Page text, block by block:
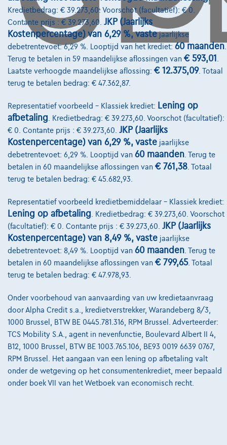
Kredietbedrag: € 39.273,60. Voorschot (facultatief): € 0.
Contante prijs : € 39.273,60. JKP (Jaarlijks
Kostenpercentage) van 6,29 %, vastejaarlijkse
debetrentevoet: 6,29 %. Looptijd van het krediet: 60 maanden.
Terug te betalen in 59 maandelijkse aflossingen van € 593,01 .
Laatste verhoogde maandelijkse aflossing: € 12.375,09. Totaal
terug te betalen bedrag: € 47.362,87.
Representatief voorbeeld – Klassiek krediet: Lening op
afbetaling . Kredietbedrag: € 39.273,60. Voorschot (facultatief):
€ 0. Contante prijs : € 39.273,60. JKP (Jaarlijks
Kostenpercentage) van 6,29 %, vaste jaarlijkse
debetrentevoet: 6,29 %. Looptijd van 60 maanden . Terug te
betalen in 60 maandelijkse aflossingen van € 761,38 . Totaal
terug te betalen bedrag: € 45.682,93.
Representatief voorbeeld kredietbemiddelaar – Klassiek krediet:
Lening op afbetaling . Kredietbedrag: € 39.273,60. Voorschot
(facultatief): € 0. Contante prijs : € 39.273,60. JKP (Jaarlijks
Kostenpercentage) van 8,49 %, vaste jaarlijkse
debetrentevoet: 8,49 %. Looptijd van 60 maanden . Terug te
betalen in 60 maandelijkse aflossingen van € 799,65. Totaal
terug te betalen bedrag: € 47.978,93.
Onder voorbehoud van aanvaarding van uw kredietaanvraag
door Alpha Credit s.a., kredietverstrekker, Warandeberg 8/3,
1000 Brussel, BTW BE 0445.781.316, RPM Brussel. Adverteerder:
TCS Mobility S.A., agent in nevenfunctie, Boulevard Albert II 4,
B12, 1000 Brussel, BTW BE 1003.765.106, BE93 0019 6639 0767,
RPM Brussel. Het aangaan van een lening op afbetaling valt
onder de wetgeving op het consumentenkrediet, meer bepaald
onder boek VII van het Wetboek van economisch recht.
Diensten & Oplossingen
Pechverhelping verzekering
Financiering
Autoverzekering
Lease en persoonlijke lease
Over Ons
Word klant
Wie zijn we
Kwaliteitscharter
Onze dealers
Onze partners
Onze team
Contact
@2024 TCS Mobility SA/NV Copyright
Algemene Voorwaarden
Bijstandsvoorwaarden